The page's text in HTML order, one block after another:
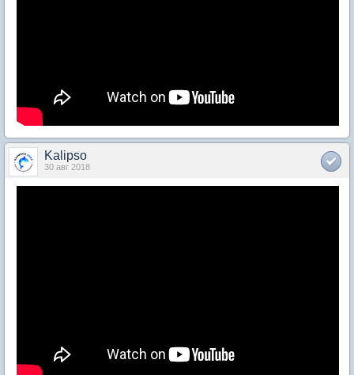
Kalipso
30 авг 2018